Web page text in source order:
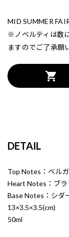
MID SUMMER
※ノベルティは数
ますのでご了承願
DETAIL
Top Notes：ベル
Heart Notes：ブ
Base Notes：シダ
13×3.5×3.5(cm)
50ml